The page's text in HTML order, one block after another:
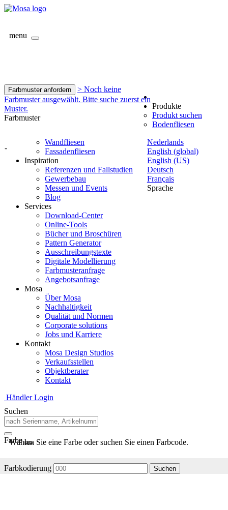
menu
Farbmuster anfordern
> Noch keine
Farbmuster ausgewählt. Bitte suche zuerst ein
Muster.
Farbmuster
-
Nederlands
English (global)
English (US)
Deutsch
Français
Sprache
Produkte
Produkt suchen
Bodenfliesen
Wandfliesen
Fassadenfliesen
Inspiration
Referenzen und Fallstudien
Gewerbebau
Messen und Events
Blog
Services
Download-Center
Online-Tools
Bücher und Broschüren
Pattern Generator
Ausschreibungstexte
Digitale Modellierung
Farbmusteranfrage
Angebotsanfrage
Mosa
Über Mosa
Nachhaltigkeit
Qualität und Normen
Corporate solutions
Jobs und Karriere
Kontakt
Mosa Design Studios
Verkaufsstellen
Objektberater
Kontakt
Händler Login
Suchen
Farbe
Wählen Sie eine Farbe oder suchen Sie einen Farbcode.
Farbkodierung Suchen